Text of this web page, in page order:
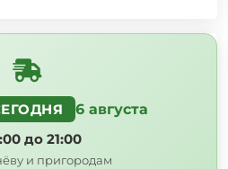
6 августа
до 21:00
и пригородам